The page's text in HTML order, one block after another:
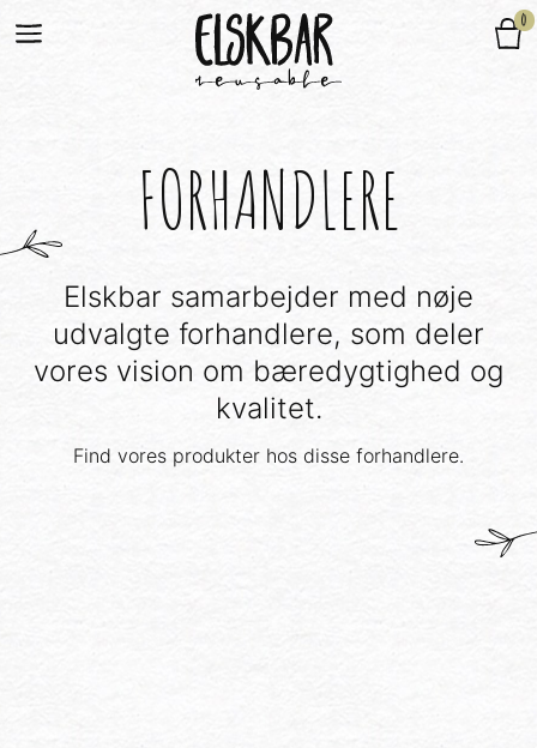
0
FORHANDLERE
Elskbar samarbejder med nøje
udvalgte forhandlere, som deler
vores vision om bæredygtighed og
kvalitet.
Find vores produkter hos disse forhandlere.